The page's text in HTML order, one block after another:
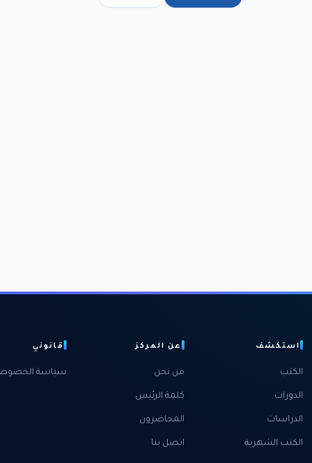
استكشف
الكتب
الدورات
الدراسات
الكتب الشهرية
عن المركز
من نحن
كلمة الرئيس
المحاضرون
اتصل بنا
قانوني
سياسة